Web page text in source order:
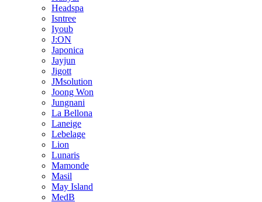
Headspa
Isntree
Iyoub
J:ON
Japonica
Jayjun
Jigott
JMsolution
Joong Won
Jungnani
La Bellona
Laneige
Lebelage
Lion
Lunaris
Mamonde
Masil
May Island
MedB